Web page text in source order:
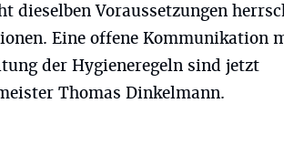
Voraussetzungen
Eine offene Kommunikation
der Hygieneregeln sind jetzt
Thomas Dinkelmann.